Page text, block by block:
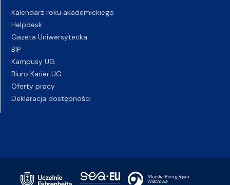
Kalendarz roku akademickiego
Helpdesk
Gazeta Uniwersytecka
BIP
Kampusy UG
Biuro Karier UG
Oferty pracy
Deklaracja dostępności